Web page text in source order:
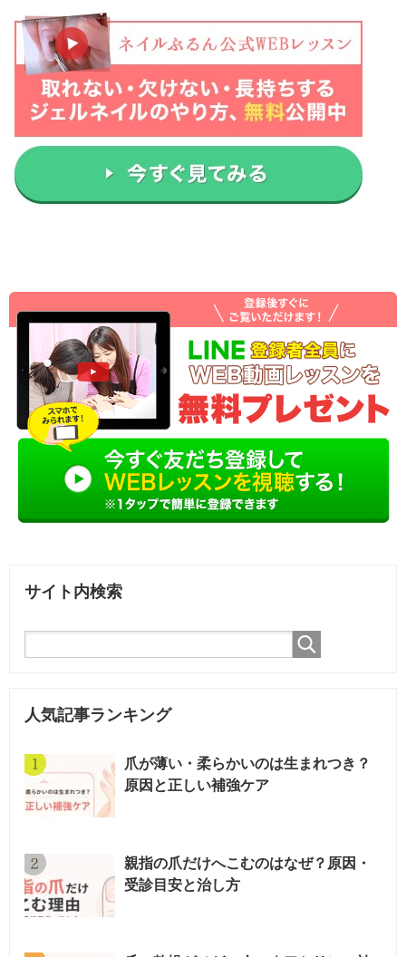
サイト内検索
人気記事ランキング
爪が薄い・柔らかいのは生まれつき？
原因と正しい補強ケア
親指の爪だけへこむのはなぜ？原因・
受診目安と治し方